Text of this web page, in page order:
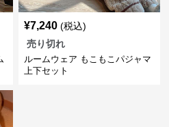
¥7,240 (税込)
売り切れ
ルームウェア もこもこパジャマ
上下セット